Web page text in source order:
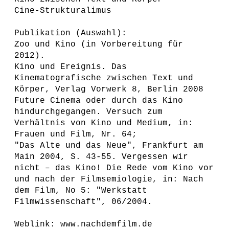
Cine-Strukturalimus
Publikation (Auswahl):
Zoo und Kino (in Vorbereitung für
2012).
Kino und Ereignis. Das
Kinematografische zwischen Text und
Körper, Verlag Vorwerk 8, Berlin 2008
Future Cinema oder durch das Kino
hindurchgegangen. Versuch zum
Verhältnis von Kino und Medium, in:
Frauen und Film, Nr. 64;
"Das Alte und das Neue", Frankfurt am
Main 2004, S. 43-55. Vergessen wir
nicht – das Kino! Die Rede vom Kino vor
und nach der Filmsemiologie, in: Nach
dem Film, No 5: "Werkstatt
Filmwissenschaft", 06/2004.
Weblink: www.nachdemfilm.de